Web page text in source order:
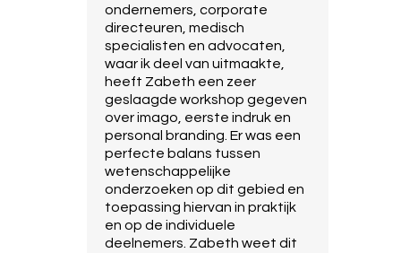
ondernemers, corporate
directeuren, medisch
specialisten en advocaten,
waar ik deel van uitmaakte,
heeft Zabeth een zeer
geslaagde workshop gegeven
over imago, eerste indruk en
personal branding. Er was een
perfecte balans tussen
wetenschappelijke
onderzoeken op dit gebied en
toepassing hiervan in praktijk
en op de individuele
deelnemers. Zabeth weet dit